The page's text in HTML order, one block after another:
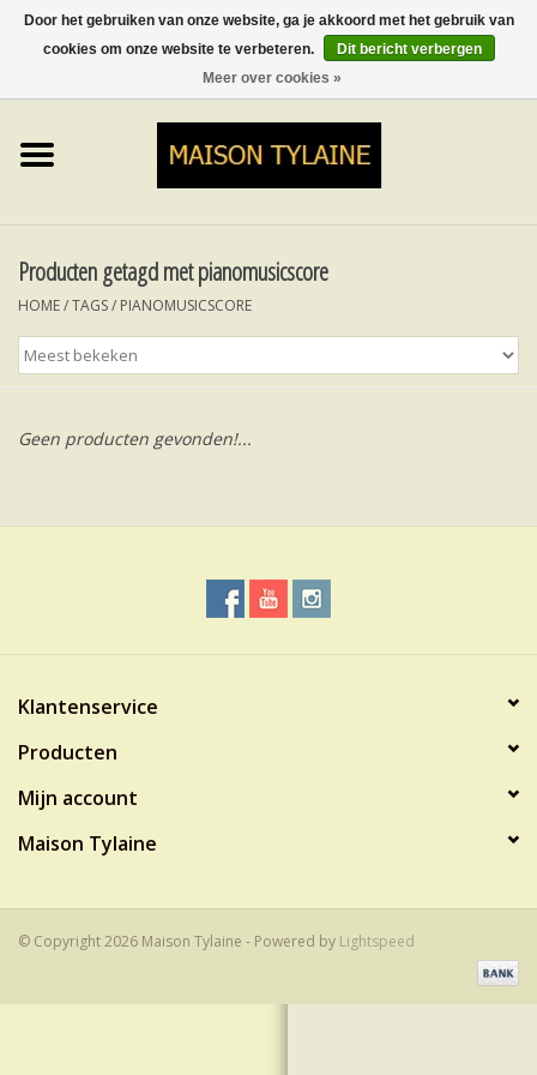
0 Artikelen - €0,00
TOPS
ROKKEN&BROEKEN
MY MUSIC
BLOG
Producten getagd met pianomusicscore
HOME/TAGS/ PIANOMUSICSCORE
Geen producten gevonden!...
Klantenservice
Producten
Mijn account
Maison Tylaine
© Copyright 2026 Maison Tylaine - Powered by Lightspeed
Door het gebruiken van onze website, ga je akkoord met het gebruik van
cookies om onze website te verbeteren.
Dit bericht verbergen
Meer over cookies »